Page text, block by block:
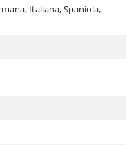
Italiana, Spaniola,